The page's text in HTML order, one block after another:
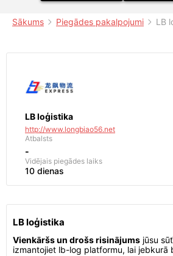
Sākums Piegādes pakalpojumi LB
LB loģistika
http://www.longbiao56.net
Atbalsts
-
Vidējais piegādes laiks
10 dienas
LB loģistika
Vienkāršs un drošs risinājums jūsu
izmantojiet lb-log platformu, lai jebkurā